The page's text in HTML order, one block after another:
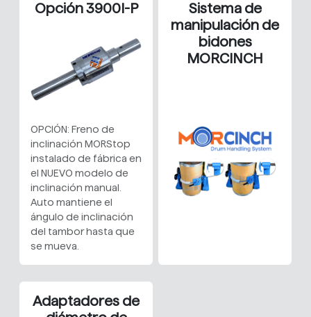
Opción 3900I-P
OPCIÓN: Freno de
inclinación MORStop
instalado de fábrica en
el NUEVO modelo de
inclinación manual.
Auto mantiene el
ángulo de inclinación
del tambor hasta que
se mueva.
Sistema de
manipulación de
bidones
MORCINCH
Adaptadores de